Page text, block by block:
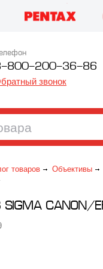
800-200-36-86
звонок
товаров Объективы
CANON/